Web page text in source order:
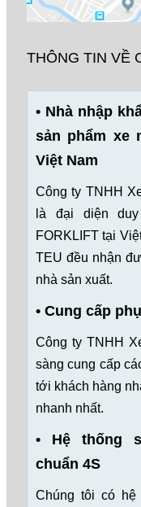
THÔNG TIN VỀ
• Nhà nhập
sản phẩm xe
Việt Nam
Công ty TNHH
là đại diện
FORKLIFT tại
TEU đều nhận
nhà sản xuất.
• Cung cấp
Công ty TNHH
sàng cung cấp
tới khách hàng
nhanh nhất.
• Hệ thống
chuẩn 4S
Chúng tôi có hệ